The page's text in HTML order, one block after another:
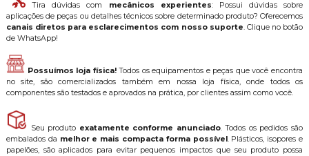
Tira dúvidas com mecânicos experientes: Possui dúvidas sobre
aplicações de peças ou detalhes técnicos sobre determinado produto? Oferecemos
canais diretos para esclarecimentos com nosso suporte. Clique no botão
de WhatsApp!
Possuímos loja física!Todos os equipamentos e peças que você encontra
no site, são comercializados também em nossa loja física, onde todos os
componentes são testados e aprovados na prática, por clientes assim como você.
Seu produto exatamente conforme anunciado. Todos os pedidos são
embalados da melhor e mais compacta forma possível . Plásticos, isopores e
papelões, são aplicados para evitar pequenos impactos que seu produto possa